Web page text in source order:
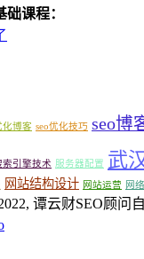
课程：
化博客 seo优化技巧 seo博
索引擎技术 服务器配置 武
网站结构设计 网站运营 网
谭云财SEO顾问